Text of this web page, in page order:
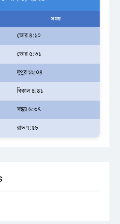
সময়
ভোর ৪:১০
ভোর ৫:৩১
দুপুর ১২:০৪
বিকাল ৪:৪১
সন্ধ্যা ৬:৩৭
রাত ৭:৫৮